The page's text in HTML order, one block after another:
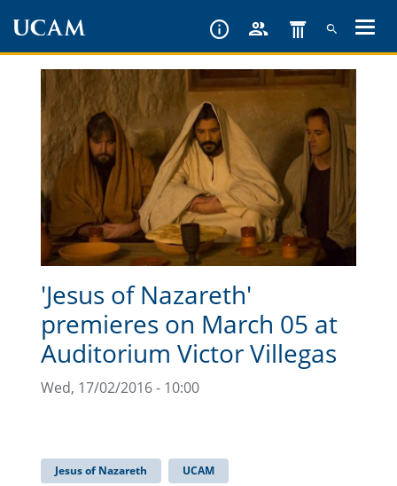
'Jesus of Nazareth'
premieres on March 05 at
Auditorium Victor Villegas
Wed, 17/02/2016 - 10:00
Jesus of Nazareth UCAM